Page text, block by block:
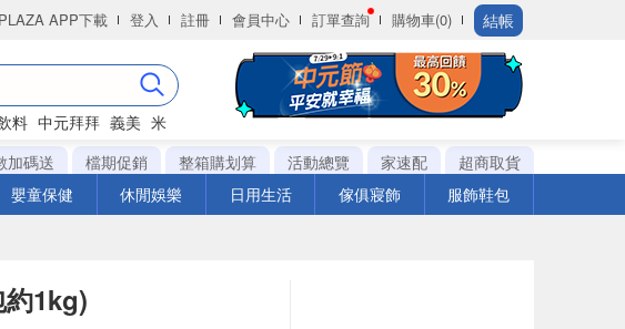
APP下載 登入 註冊 會員中心 訂單查詢 購物車(0) 結帳
料 中元拜拜 義美 米
加碼送 檔期促銷 整箱購划算 活動總覽 家速配
超商取貨
嬰童保健 休閒娛樂 日用生活 傢俱寢飾 服飾鞋包
1kg)